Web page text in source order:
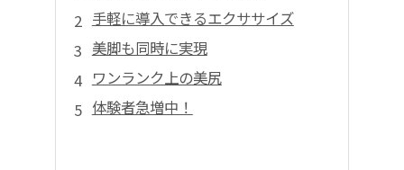
手軽に導入できるエクササイズ
美脚も同時に実現
ワンランク上の美尻
体験者急増中！